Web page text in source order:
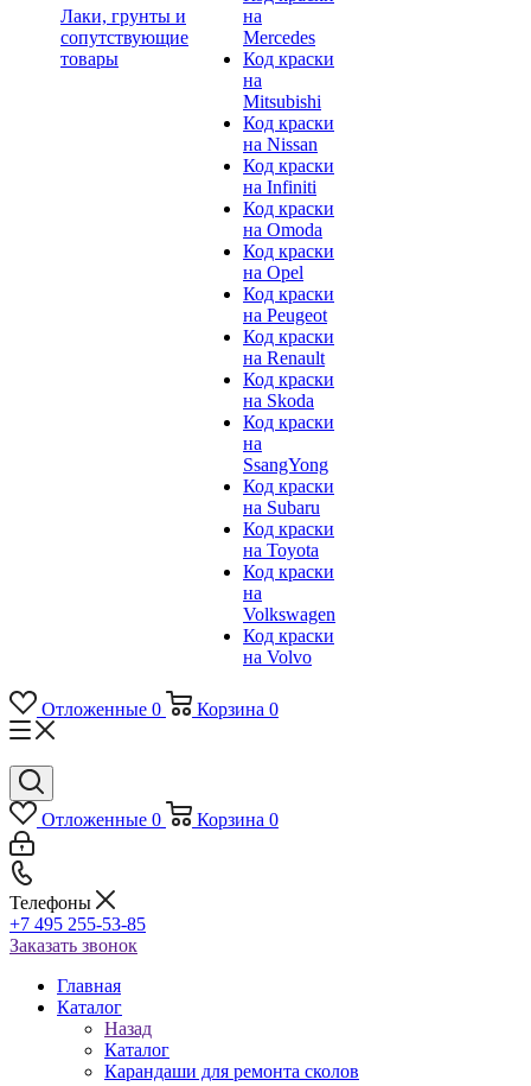
Лаки, грунты и
сопутствующие
товары
на
Mercedes
Код краски
на
Mitsubishi
Код краски
на Nissan
Код краски
на Infiniti
Код краски
на Omoda
Код краски
на Opel
Код краски
на Peugeot
Код краски
на Renault
Код краски
на Skoda
Код краски
на
SsangYong
Код краски
на Subaru
Код краски
на Toyota
Код краски
на
Volkswagen
Код краски
на Volvo
Отложенные 0 Корзина 0
Отложенные 0 Корзина 0
Телефоны
+7 495 255-53-85
Заказать звонок
Главная
Каталог
Назад
Каталог
Карандаши для ремонта сколов